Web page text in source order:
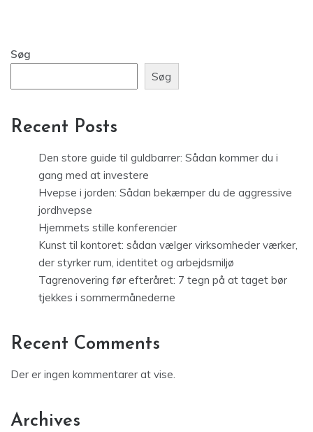
Søg
Søg
Recent Posts
Den store guide til guldbarrer: Sådan kommer du i
gang med at investere
Hvepse i jorden: Sådan bekæmper du de aggressive
jordhvepse
Hjemmets stille konferencier
Kunst til kontoret: sådan vælger virksomheder værker,
der styrker rum, identitet og arbejdsmiljø
Tagrenovering før efteråret: 7 tegn på at taget bør
tjekkes i sommermånederne
Recent Comments
Der er ingen kommentarer at vise.
Archives